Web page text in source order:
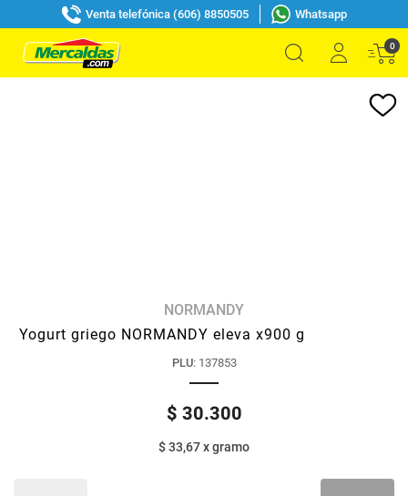
Venta telefónica (606) 8850505 Whatsapp
0
NORMANDY
Yogurt griego NORMANDY eleva x900 g
PLU: 137853
$ 30.300
$ 33,67xgramo